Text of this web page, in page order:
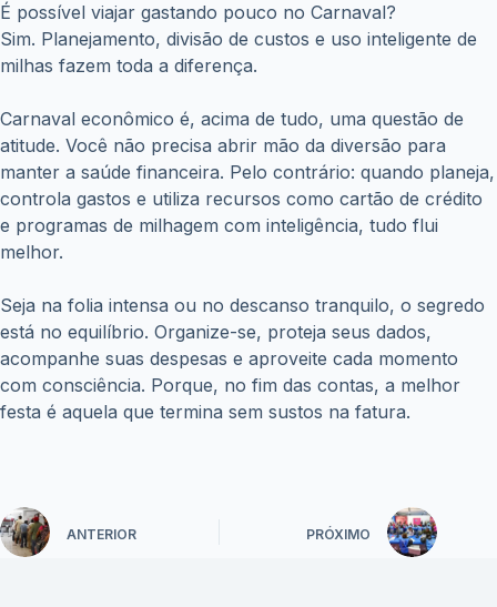
É possível viajar gastando pouco no Carnaval?
Sim. Planejamento, divisão de custos e uso inteligente de
milhas fazem toda a diferença.
Carnaval econômico é, acima de tudo, uma questão de
atitude. Você não precisa abrir mão da diversão para
manter a saúde financeira. Pelo contrário: quando planeja,
controla gastos e utiliza recursos como cartão de crédito
e programas de milhagem com inteligência, tudo flui
melhor.
Seja na folia intensa ou no descanso tranquilo, o segredo
está no equilíbrio. Organize-se, proteja seus dados,
acompanhe suas despesas e aproveite cada momento
com consciência. Porque, no fim das contas, a melhor
festa é aquela que termina sem sustos na fatura.
ANTERIOR PRÓXIMO